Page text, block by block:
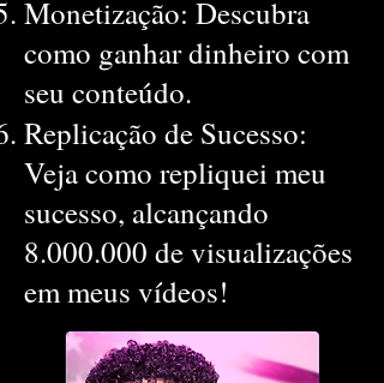
Monetização: Descubra
como ganhar dinheiro com
seu conteúdo.
Replicação de Sucesso:
Veja como repliquei meu
sucesso, alcançando
8.000.000 de visualizações
em meus vídeos!